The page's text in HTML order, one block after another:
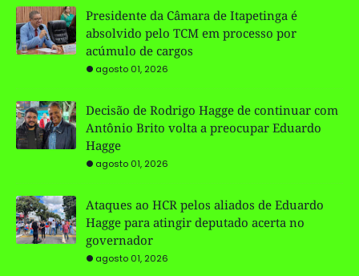
Presidente da Câmara de Itapetinga é
absolvido pelo TCM em processo por
acúmulo de cargos
agosto 01, 2026
Decisão de Rodrigo Hagge de continuar com
Antônio Brito volta a preocupar Eduardo
Hagge
agosto 01, 2026
Ataques ao HCR pelos aliados de Eduardo
Hagge para atingir deputado acerta no
governador
agosto 01, 2026